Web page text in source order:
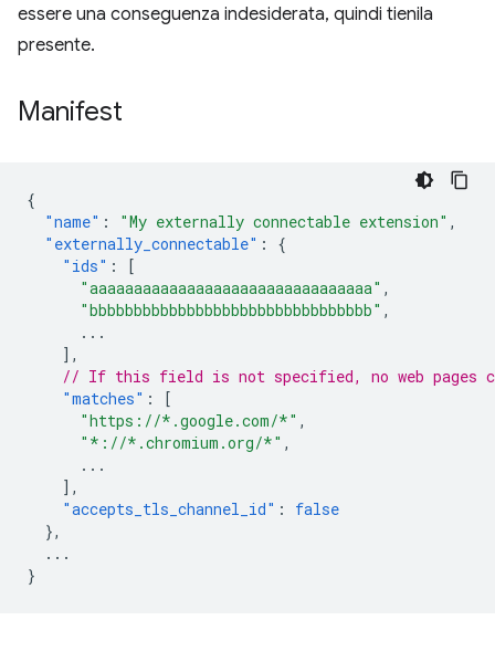
essere una conseguenza indesiderata, quindi tienila
presente.
Manifest
{
"name" : "My externally connectable extension" ,
"externally_connectable" :
{
"ids" :
[
"aaaaaaaaaaaaaaaaaaaaaaaaaaaaaaaa" ,
"bbbbbbbbbbbbbbbbbbbbbbbbbbbbbbbb" ,
...
],
// If this field is not specified, no web pages
"matches" :
[
"https://*.google.com/*" ,
"*://*.chromium.org/*" ,
...
],
"accepts_tls_channel_id" :
false
},
...
}